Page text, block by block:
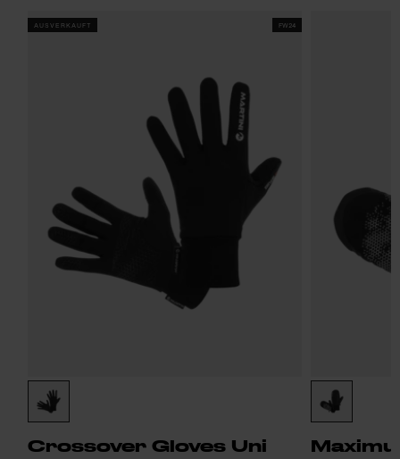
FW24
AUSVERKAUFT
Crossover Gloves Uni